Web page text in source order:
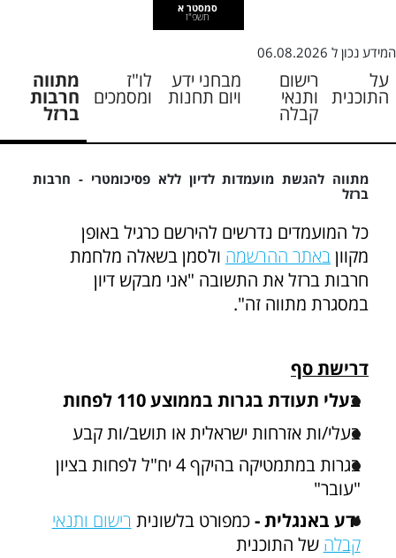
סמסטר א
תשפ"ז
המידע נכון ל 06.08.2026
על
התוכנית
רישום
ותנאי
קבלה
מבחני ידע
ויום תחנות
לו"ז
ומסמכים
מתווה
חרבות
ברזל
מתווה להגשת מועמדות לדיון ללא פסיכומטרי - חרבות
ברזל
כל המועמדים נדרשים להירשם כרגיל באופן
מקווןבאתר ההרשמה ולסמן בשאלה מלחמת
חרבות ברזל את התשובה "אני מבקש דיון
במסגרת מתווה זה".
דרישת סף
בעלי תעודת בגרות בממוצע 110 לפחות
בעלי/ות אזרחות ישראלית או תושב/ות קבע
בגרות במתמטיקה בהיקף 4 יח"ל לפחות בציון
"עובר"
ידע באנגלית -כמפורט בלשונית רישום ותנאי
קבלה של התוכנית